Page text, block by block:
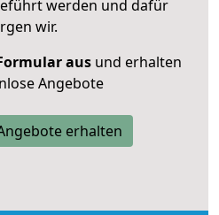
werden und dafür
wir.
ausund erhalten
Angebote
erhalten